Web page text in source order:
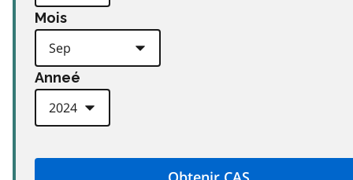
Mois
Anneé